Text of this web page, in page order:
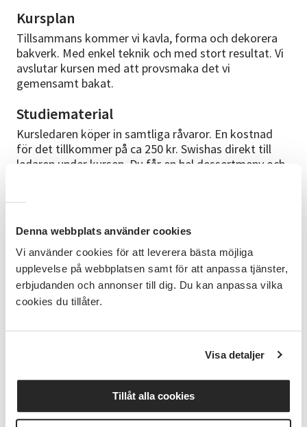
Denna webbplats använder cookies
Vi använder cookies för att leverera bästa möjliga
upplevelse på webbplatsen samt för att anpassa tjänster,
erbjudanden och annonser till dig. Du kan anpassa vilka
cookies du tillåter.
Visa detaljer
Tillåt alla cookies
Kursplan
Tillsammans kommer vi kavla, forma och dekorera
bakverk. Med enkel teknik och med stort resultat. Vi
avslutar kursen med att provsmaka det vi
gemensamt bakat.
Studiematerial
Kursledaren köper in samtliga råvaror. En kostnad
för det tillkommer på ca 250 kr. Swishas direkt till
ledaren under kursen. Du får en hel dessertmeny och
Cirkelledare
Vincent Vitlock - erfaren Internationell kock med
många års erfarenhet av att undervisa i matlagning.
Bott i Italien och studerat italiensk matkultur på
djupet och älskar att dela sin passion med andra.
kursen. Grundläggande kökskunskaper är användbar
bli smutsiga är att rekommendera.
Anmälningsinformation